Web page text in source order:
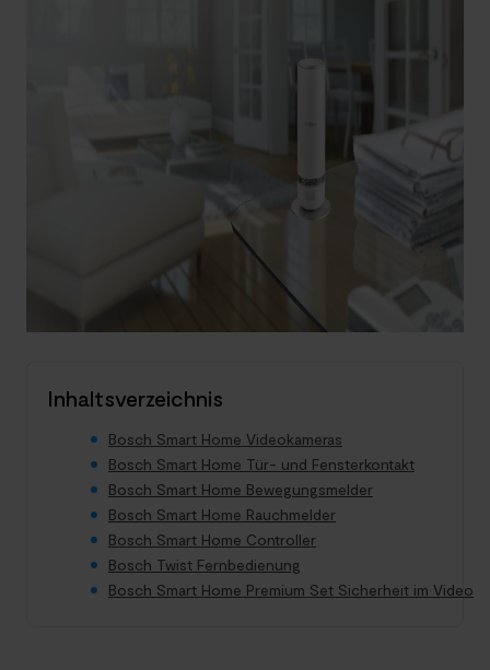
Inhaltsverzeichnis
Bosch Smart Home Videokameras
Bosch Smart Home Tür- und Fensterkontakt
Bosch Smart Home Bewegungsmelder
Bosch Smart Home Rauchmelder
Bosch Smart Home Controller
Bosch Twist Fernbedienung
Bosch Smart Home Premium Set Sicherheit im Video